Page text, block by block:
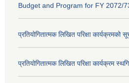
Budget and Program for FY 2072/
प्रतियोगितात्मक लिखित परिक्षा कार्यक्रमको
प्रतियोगितात्मक लिखित परिक्षा कार्यक्रम